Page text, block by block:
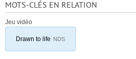
MOTS-CLÉS EN RELATION
Jeu vidéo
Drawn to life NDS